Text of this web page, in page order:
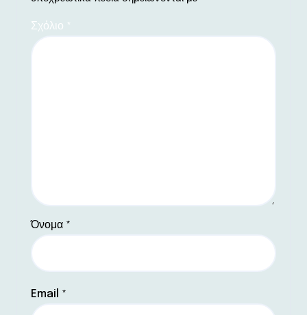
Σχόλιο *
Όνομα *
Email *